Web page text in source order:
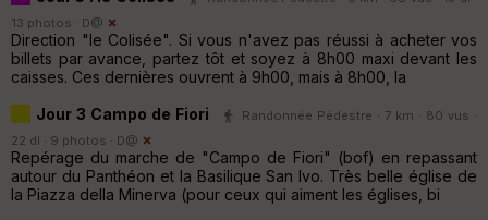
13 photos · D@
Direction "le Colisée". Si vous n'avez pas réussi à acheter vos
billets par avance, partez tôt et soyez à 8h00 maxi devant les
caisses. Ces dernières ouvrent à 9h00, mais à 8h00, la
Jour 3 Campo de Fiori
Randonnée Pédestre · 7 km · 80 vus ·
22 dl · 9 photos · D@
Repérage du marche de "Campo de Fiori" (bof) en repassant
autour du Panthéon et la Basilique San Ivo. Très belle église de
la Piazza della Minerva (pour ceux qui aiment les églises, bi